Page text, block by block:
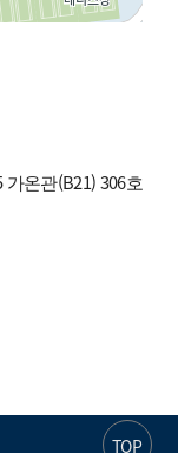
온관(B21) 306호
TOP